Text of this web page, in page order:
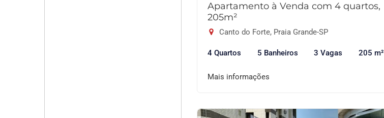
Apartamento à Venda com 4 quartos,
205m²
Canto do Forte, Praia Grande-SP
4 Quartos 5 Banheiros 3 Vagas 205 m²
Mais informações